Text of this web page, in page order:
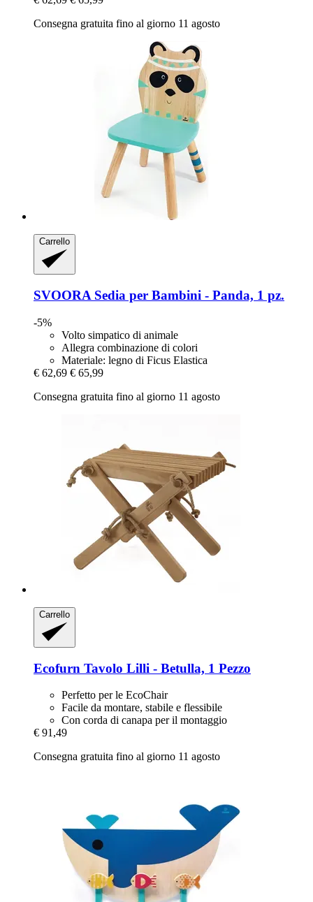
Consegna gratuita fino al giorno 11 agosto
Carrello
SVOORA Sedia per Bambini -​ Panda, 1 pz.
-5%
Volto simpatico di animale
Allegra combinazione di colori
Materiale: legno di Ficus Elastica
€ 62,69 € 65,99
Consegna gratuita fino al giorno 11 agosto
Carrello
Ecofurn Tavolo Lilli -​ Betulla, 1 Pezzo
Perfetto per le EcoChair
Facile da montare, stabile e flessibile
Con corda di canapa per il montaggio
€ 91,49
Consegna gratuita fino al giorno 11 agosto